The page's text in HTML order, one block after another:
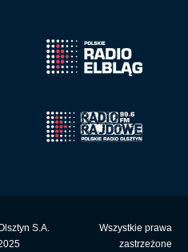
S.A.
Wszystkie prawa
zastrzeżone